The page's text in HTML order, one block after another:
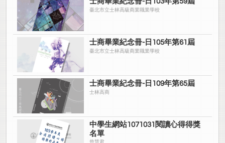
臺北市立士林高級商業職業學校
士商畢業紀念冊-日105年第61屆
臺北市立士林高級商業職業學校
士商畢業紀念冊-日109年第65屆
士林高商
中學生網站1071031閱讀心得得獎
名單
曾慧君